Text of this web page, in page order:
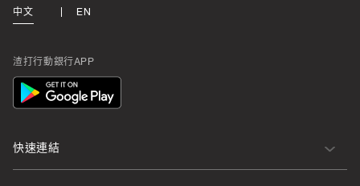
中文 EN
渣打行動銀行APP
App
Icon
快速連結